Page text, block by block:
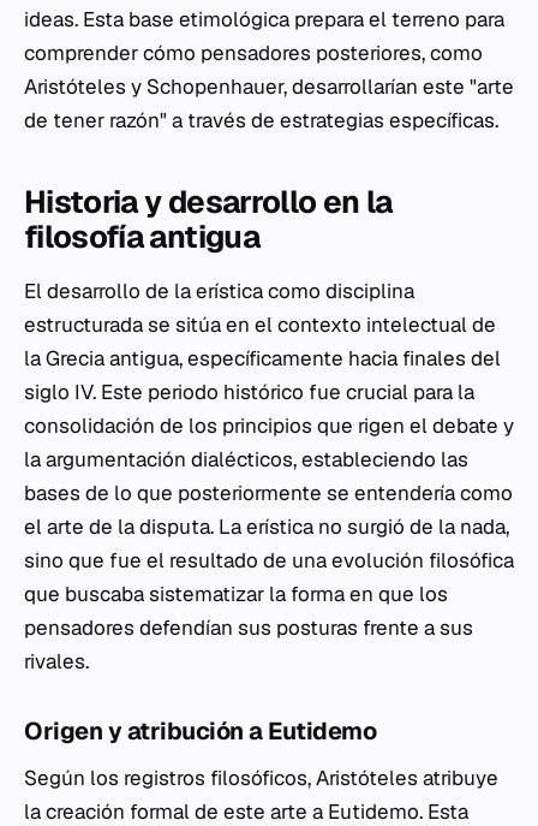
ideas. Esta base etimológica prepara el terreno para
comprender cómo pensadores posteriores, como
Aristóteles y Schopenhauer, desarrollarían este "arte
de tener razón" a través de estrategias específicas.
Historia y desarrollo en la
filosofía antigua
El desarrollo de la erística como disciplina
estructurada se sitúa en el contexto intelectual de
la Grecia antigua, específicamente hacia finales del
siglo IV. Este periodo histórico fue crucial para la
consolidación de los principios que rigen el debate y
la argumentación dialécticos, estableciendo las
bases de lo que posteriormente se entendería como
el arte de la disputa. La erística no surgió de la nada,
sino que fue el resultado de una evolución filosófica
que buscaba sistematizar la forma en que los
pensadores defendían sus posturas frente a sus
rivales.
Origen y atribución a Eutidemo
Según los registros filosóficos, Aristóteles atribuye
la creación formal de este arte a Eutidemo. Esta